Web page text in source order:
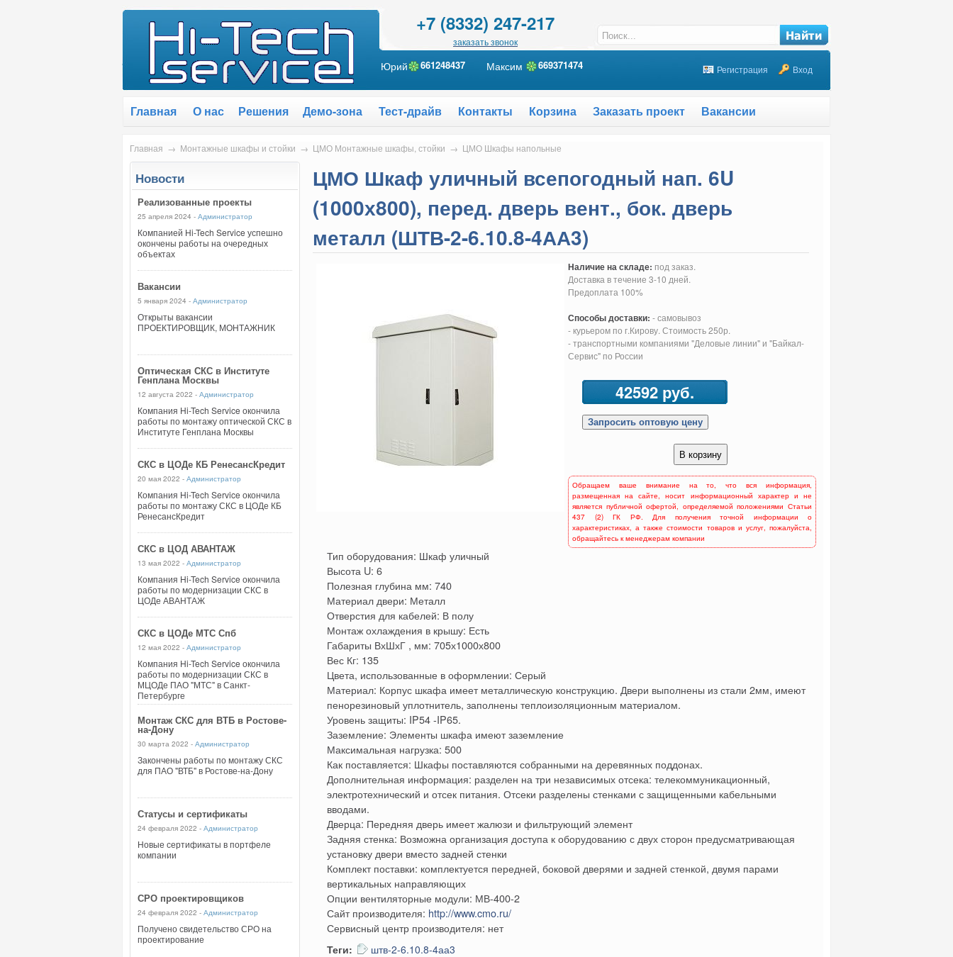
+7 (8332) 247-217
заказать звонок
Юрий 661248437 Максим 669371474 Регистрация Вход
Главная О нас Решения Демо-зона Тест-драйв Контакты Корзина Заказать проект Вакансии
Главная → Монтажные шкафы и стойки → ЦМО Монтажные шкафы, стойки → ЦМО Шкафы напольные
Новости
Реализованные проекты
25 апреля 2024 - Администратор
Компанией Hi-Tech Service успешно
окончены работы на очередных
объектах
Вакансии
5 января 2024 - Администратор
Открыты вакансии
ПРОЕКТИРОВЩИК, МОНТАЖНИК
Оптическая СКС в Институте
Генплана Москвы
12 августа 2022 - Администратор
Компания Hi-Tech Service окончила
работы по монтажу оптической СКС в
Институте Генплана Москвы
СКС в ЦОДе КБ РенесансКредит
20 мая 2022 - Администратор
Компания Hi-Tech Service окончила
работы по монтажу СКС в ЦОДе КБ
РенесансКредит
СКС в ЦОД АВАНТАЖ
13 мая 2022 - Администратор
Компания Hi-Tech Service окончила
работы по модернизации СКС в
ЦОДе АВАНТАЖ
СКС в ЦОДе МТС Спб
12 мая 2022 - Администратор
Компания Hi-Tech Service окончила
работы по модернизации СКС в
МЦОДе ПАО "МТС" в Санкт-
Петербурге
Монтаж СКС для ВТБ в Ростове-
на-Дону
30 марта 2022 - Администратор
Закончены работы по монтажу СКС
для ПАО "ВТБ" в Ростове-на-Дону
Статусы и сертификаты
24 февраля 2022 - Администратор
Новые сертификаты в портфеле
компании
СРО проектировщиков
24 февраля 2022 - Администратор
Получено свидетельство СРО на
проектирование
ЦМО Шкаф уличный всепогодный нап. 6U
(1000х800), перед. дверь вент., бок. дверь
металл (ШТВ-2-6.10.8-4АА3)
Наличие на складе: под заказ.
Доставка в течение 3-10 дней.
Предоплата 100%
Способы доставки: - самовывоз
- курьером по г.Кирову. Стоимость 250р.
- транспортными компаниями "Деловые линии" и "Байкал-
Сервис" по России
42592 руб.
Обращаем ваше внимание на то, что вся информация,
размещенная на сайте, носит информационный характер и не
является публичной офертой, определяемой положениями Статьи
437 (2) ГК РФ. Для получения точной информации о
характеристиках, а также стоимости товаров и услуг, пожалуйста,
обращайтесь к менеджерам компании
Тип оборудования: Шкаф уличный
Высота U: 6
Полезная глубина мм: 740
Материал двери: Металл
Отверстия для кабелей: В полу
Монтаж охлаждения в крышу: Есть
Габариты ВхШхГ , мм: 705х1000х800
Вес Кг: 135
Цвета, использованные в оформлении: Серый
Материал: Корпус шкафа имеет металлическую конструкцию. Двери выполнены из стали 2мм, имеют
пенорезиновый уплотнитель, заполнены теплоизоляционным материалом.
Уровень защиты: IP54 -IP65.
Заземление: Элементы шкафа имеют заземление
Максимальная нагрузка: 500
Как поставляется: Шкафы поставляются собранными на деревянных поддонах.
Дополнительная информация: разделен на три независимых отсека: телекоммуникационный,
электротехнический и отсек питания. Отсеки разделены стенками с защищенными кабельными
вводами.
Дверца: Передняя дверь имеет жалюзи и фильтрующий элемент
Задняя стенка: Возможна организация доступа к оборудованию с двух сторон предусматривающая
установку двери вместо задней стенки
Комплект поставки: комплектуется передней, боковой дверями и задней стенкой, двумя парами
вертикальных направляющих
Опции вентиляторные модули: МВ-400-2
Сайт производителя: http://www.cmo.ru/
Сервисный центр производителя: нет
Теги: штв-2-6.10.8-4аа3